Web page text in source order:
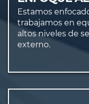
Estamos
trabajamos en
altos niveles de
externo.